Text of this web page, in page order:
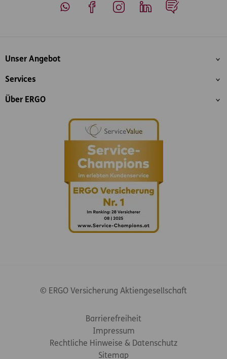
Inhaltsübersicht
Unser Angebot
Services
Über ERGO
© ERGO Versicherung Aktiengesellschaft
Barrierefreiheit
Impressum
Rechtliche Hinweise & Datenschutz
Sitemap